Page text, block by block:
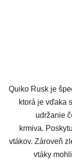
Quiko Rusk je
ktorá je vďaka
udržanie
krmiva.
vtákov. Zároveň
vtáky